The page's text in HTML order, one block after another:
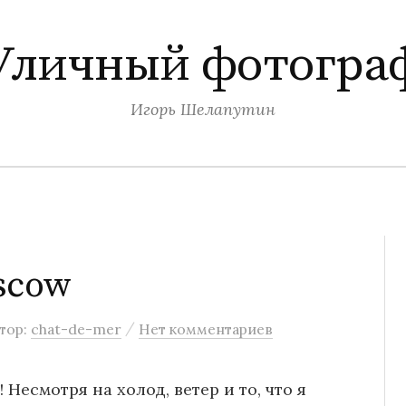
Игорь Шелапутин
chat-de-mer / Нет комментариев
на холод, ветер и то, что я